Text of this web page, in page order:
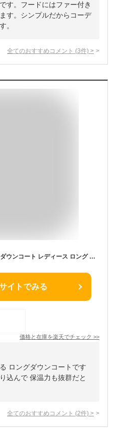
す。フードにはファー付き
す。シンプルだからコーデ
。
全てのおすすめコメント (3件) >
【3,500円OFFクーポン配布中】 ダウンコート レディース ロング 着痩せ ダウン コート アウター フォックス ファー リブ 着 あたたかい 秋冬 大きいサイズ きれいめ 20代 30代 40代 50代 60代 秋 冬 [NO.9-6021-6]
イトでみる
価格と在庫を楽天でチェック >>
ロングダウンコートです
込んで 保温力も抜群だと
全てのおすすめコメント (2件) >